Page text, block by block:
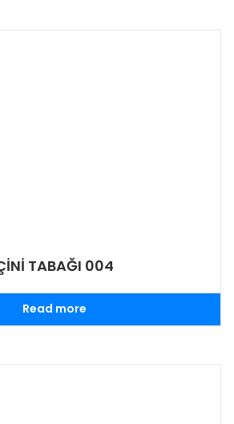
TABAĞI 004
Read more